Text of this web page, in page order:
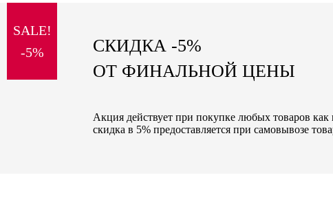
special price
SALE!
-5%
СКИДКА -5%
ОТ ФИНАЛЬНОЙ ЦЕНЫ
Акция действует при покупке любых товаров
скидка в 5% предоставляется при самовывозе